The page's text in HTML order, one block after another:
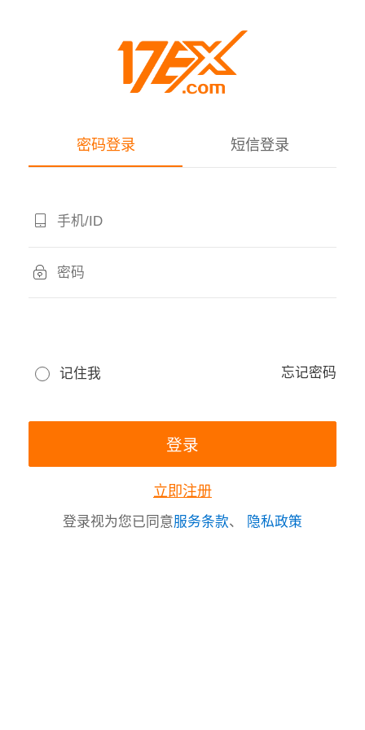
密码登录 短信登录
记住我 忘记密码
立即注册
登录视为您已同意服务条款、 隐私政策